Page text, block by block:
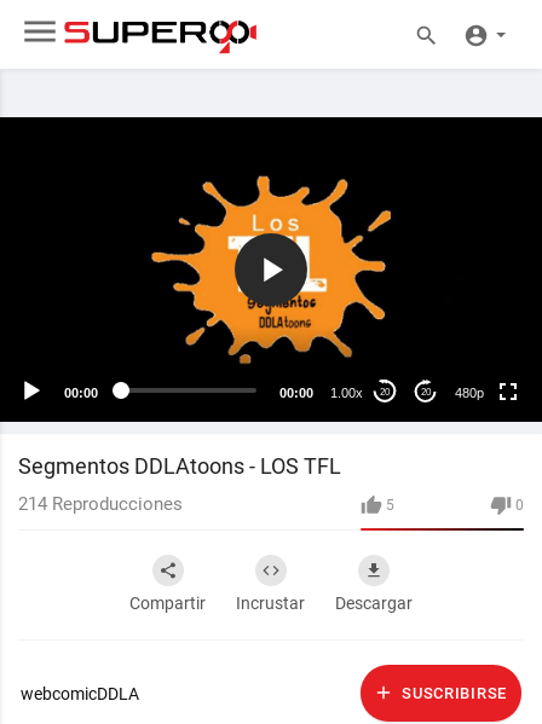
00:00 00:00 1.00x 20 20 480p
Segmentos DDLAtoons - LOS TFL
5 0
214 Reproducciones
Compartir Incrustar Descargar
webcomicDDLA SUSCRIBIRSE